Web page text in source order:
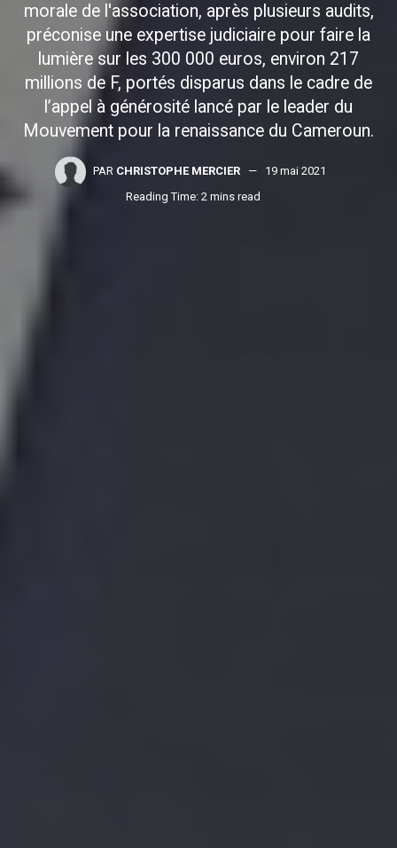
morale de l'association, après plusieurs audits,
préconise une expertise judiciaire pour faire la
lumière sur les 300 000 euros, environ 217
millions de F, portés disparus dans le cadre de
l’appel à générosité lancé par le leader du
Mouvement pour la renaissance du Cameroun.
PAR CHRISTOPHE MERCIER
19 mai 2021
Reading Time: 2 mins read